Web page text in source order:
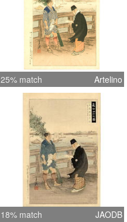
25% match Artelino
18% match JAODB